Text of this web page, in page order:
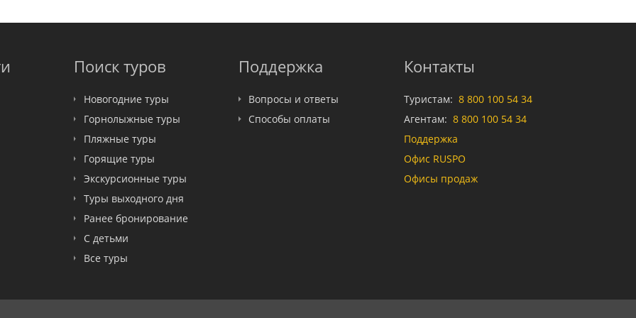
Поиск туров
Новогодние туры
Горнолыжные туры
Пляжные туры
Горящие туры
Экскурсионные туры
Туры выходного дня
Ранее бронирование
С детьми
Все туры
Поддержка
Вопросы и ответы
Способы оплаты
Контакты
Туристам: 8 800 100 54 34
Агентам: 8 800 100 54 34
Поддержка
Офис RUSPO
Офисы продаж